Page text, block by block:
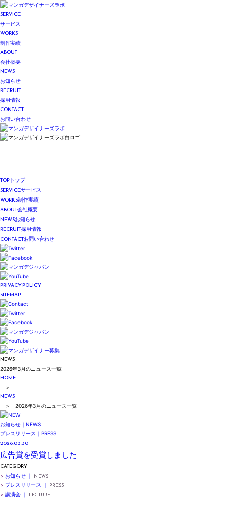
SERVICE
サービス
WORKS
制作実績
ABOUT
会社概要
NEWS
お知らせ
RECRUIT
採用情報
CONTACT
お問い合わせ
TOP トップ
SERVICEサービス
WORKS制作実績
ABOUT会社概要
NEWSお知らせ
RECRUIT採用情報
CONTACTお問い合わせ
PRIVACY POLICY
SITEMAP
NEWS
2026年3月のニュース一覧
HOME
＞
NEWS
＞ 2026年3月のニュース一覧
お知らせ｜NEWS
プレスリリース｜PRESS
2026.03.30
広告賞を受賞しました
CATEGORY
> お知らせ ｜ NEWS
> プレスリリース ｜ PRESS
> 講演会 ｜ LECTURE